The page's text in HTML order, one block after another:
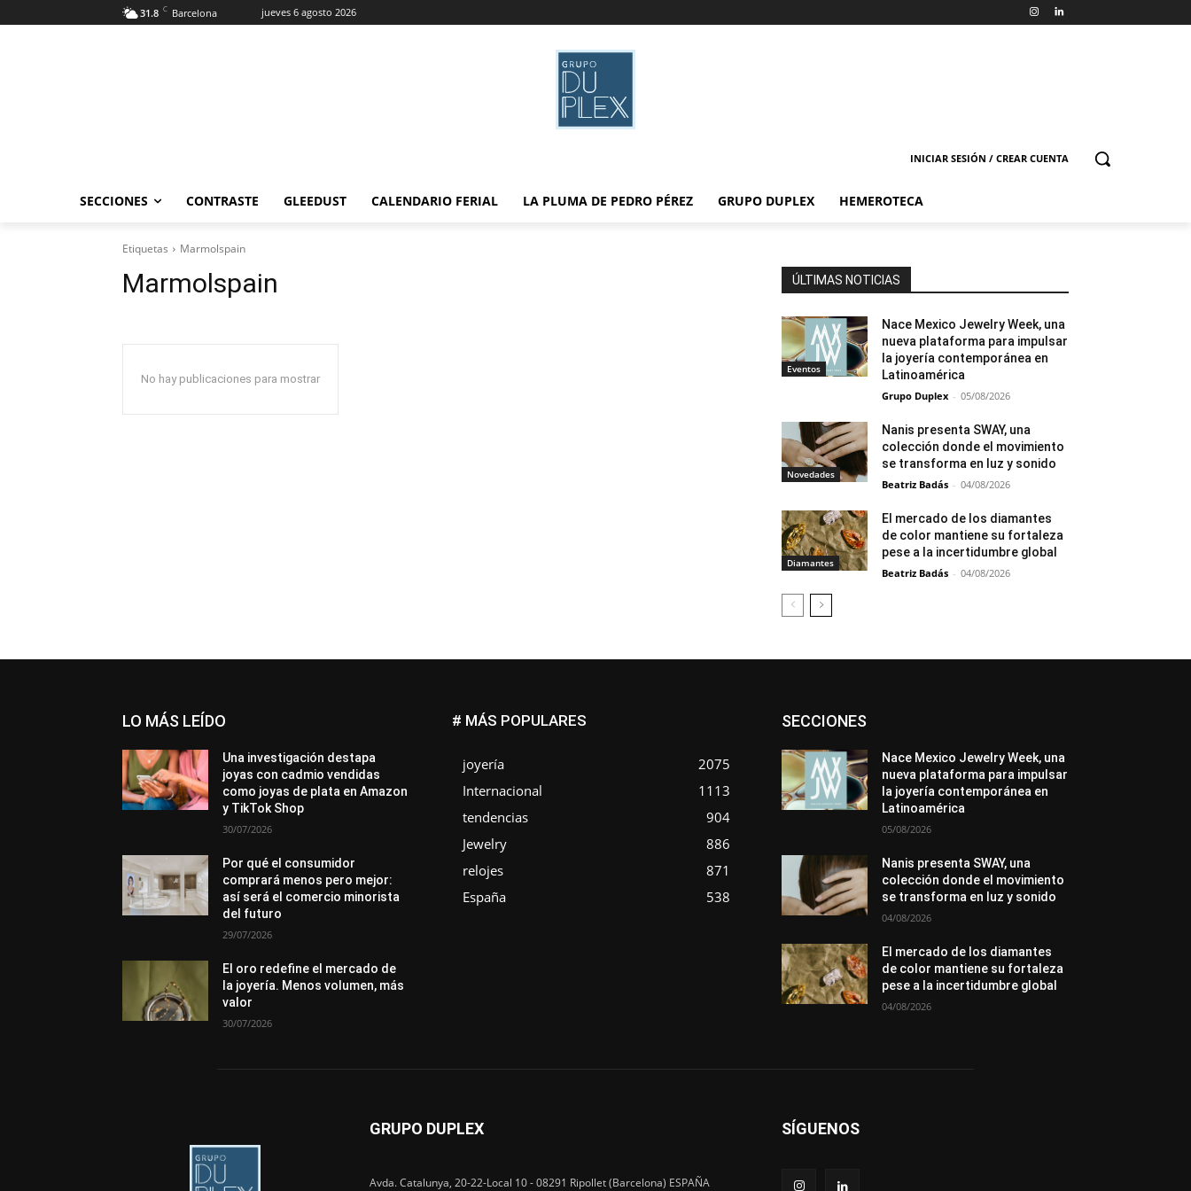
31.8 C Barcelona jueves 6 agosto 2026
INICIAR SESIÓN / CREAR CUENTA
SECCIONES CONTRASTE GLEEDUST CALENDARIO FERIAL LA PLUMA DE PEDRO PÉREZ GRUPO DUPLEX HEMEROTECA
Etiquetas Marmolspain
Marmolspain
No hay publicaciones para mostrar
ÚLTIMAS NOTICIAS
Eventos
Nace Mexico Jewelry Week, una
nueva plataforma para impulsar
la joyería contemporánea en
Latinoamérica
Grupo Duplex - 05/08/2026
Novedades
Nanis presenta SWAY, una
colección donde el movimiento
se transforma en luz y sonido
Beatriz Badás - 04/08/2026
Diamantes
El mercado de los diamantes
de color mantiene su fortaleza
pese a la incertidumbre global
Beatriz Badás - 04/08/2026
LO MÁS LEÍDO
Una investigación destapa
joyas con cadmio vendidas
como joyas de plata en Amazon
y TikTok Shop
30/07/2026
Por qué el consumidor
comprará menos pero mejor:
así será el comercio minorista
del futuro
29/07/2026
El oro redefine el mercado de
la joyería. Menos volumen, más
valor
30/07/2026
# MÁS POPULARES
joyería
2075
Internacional
1113
tendencias
904
Jewelry
886
relojes
871
España
538
SECCIONESAsociaciones
En tendencia
In memoriam
La Pluma de Pedro Pérez
México
Mundo Técnico
Novedades
Opiniones
Perspectiva
Premios
Secciones
Sin categoría
Nace Mexico Jewelry Week, una
nueva plataforma para impulsar
la joyería contemporánea en
Latinoamérica
05/08/2026
Nanis presenta SWAY, una
colección donde el movimiento
se transforma en luz y sonido
04/08/2026
El mercado de los diamantes
de color mantiene su fortaleza
pese a la incertidumbre global
04/08/2026
GRUPO DUPLEX
Avda. Catalunya, 20-22-Local 10 - 08291 Ripollet (Barcelona) ESPAÑA
SÍGUENOS